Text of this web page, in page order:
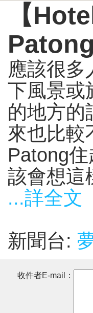
【
應該很多
下風景或
的地方的
來也比較
Patong
該會想這
...詳全文
新聞台:
收件者E-mail：